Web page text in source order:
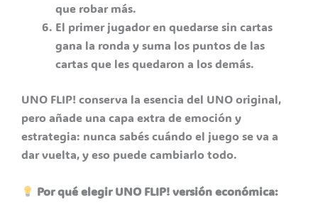
que robar más.
El primer jugador en quedarse sin cartas
gana la ronda y suma los puntos de las
cartas que les quedaron a los demás.
UNO FLIP! conserva la esencia del UNO original,
pero añade una capa extra de emoción y
estrategia: nunca sabés cuándo el juego se va a
dar vuelta, y eso puede cambiarlo todo.
Por qué elegir UNO FLIP! versión económica: